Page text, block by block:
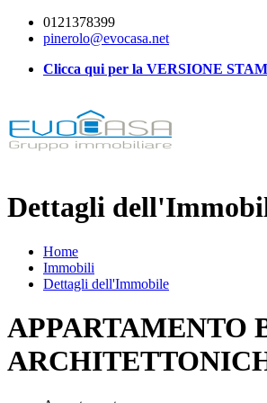
0121378399
pinerolo@evocasa.net
Clicca qui per la VERSIONE
Dettagli
Home
Immobili
Dettagli dell'Immobile
APPARTAMENTO